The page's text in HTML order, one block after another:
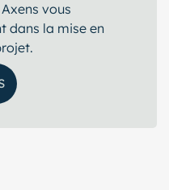
vous
dans la mise en